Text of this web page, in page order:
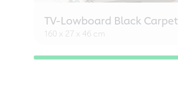
TV-Lowboard Black Carpet
160 x 27 x 46 cm